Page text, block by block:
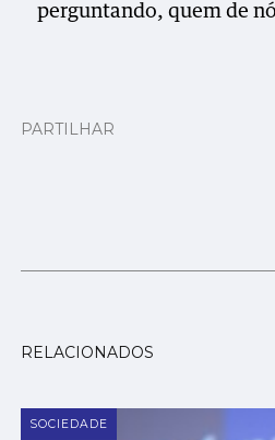
perguntando, quem de
PARTILHAR
RELACIONADOS
SOCIEDADE